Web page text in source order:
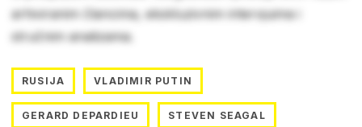
arhiviranim člancima, ekskluzivnim intervjuima i
stručnim analizama.
RUSIJA VLADIMIR PUTIN
GERARD DEPARDIEU STEVEN SEAGAL